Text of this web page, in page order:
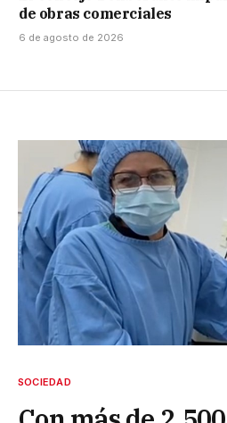
de obras comerciales
6 de agosto de 2026
SOCIEDAD